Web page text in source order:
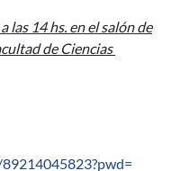
las 14 hs. en el salón de
de Ciencias